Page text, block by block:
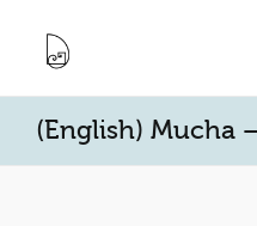
(English) Mucha